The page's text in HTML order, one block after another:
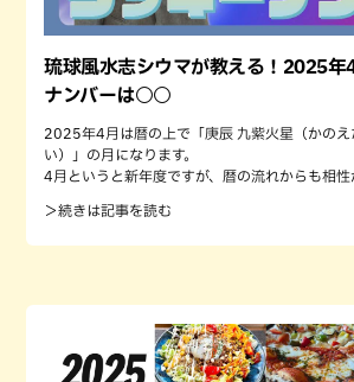
琉球風水志シウマが教える！2025年
ナンバーは○○
2025年4月は暦の上で「庚辰 九紫火星（かのえ
い）」の月になります。
4月というと新年度ですが、暦の流れからも相
＞続きは記事を読む